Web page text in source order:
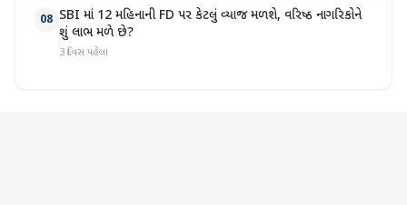
08 SBI માં 12 મહિનાની FD પર કેટલું વ્યાજ મળશે, વરિષ્ઠ નાગરિકોને
શું લાભ મળે છે?
3 દિવસ પહેલા